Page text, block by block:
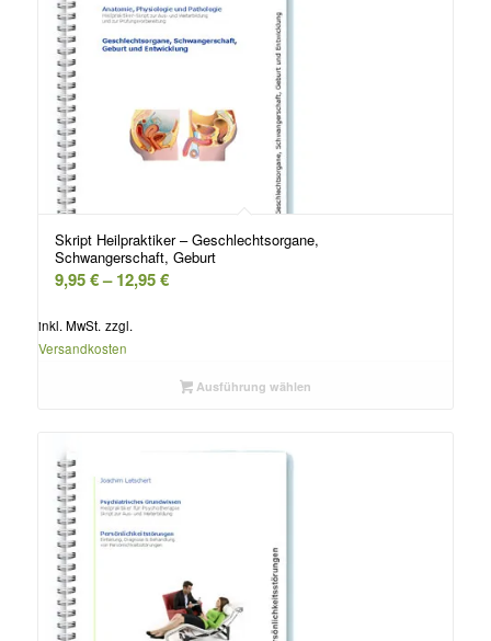
Skript Heilpraktiker – Geschlechtsorgane,
Schwangerschaft, Geburt
9,95€–12,95€
inkl. MwSt. zzgl.
Versandkosten
Ausführung wählen